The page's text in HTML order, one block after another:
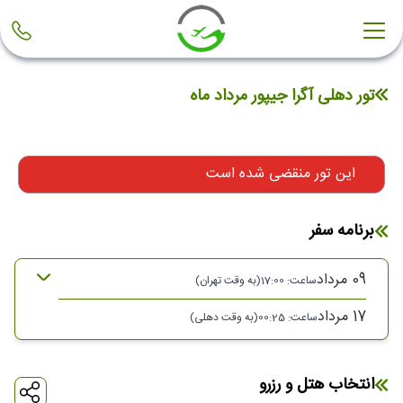
تور دهلی آگرا جیپور مرداد ماه
این تور منقضی شده است
برنامه سفر
09 مرداد ساعت: 17:00 (به وقت تهران)
17 مرداد ساعت: 00:25 (به وقت دهلی)
09 مرداد 1403
ساعت : 17:00
انتخاب هتل و رزرو